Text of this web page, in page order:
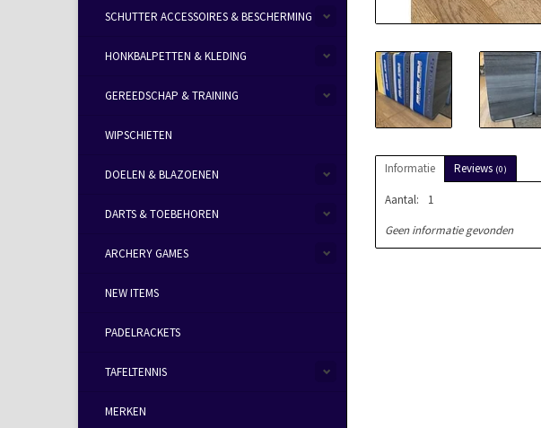
SCHUTTER ACCESSOIRES & BESCHERMING
HONKBALPETTEN & KLEDING
GEREEDSCHAP & TRAINING
WIPSCHIETEN
DOELEN & BLAZOENEN
DARTS & TOEBEHOREN
ARCHERY GAMES
NEW ITEMS
PADELRACKETS
TAFELTENNIS
MERKEN
Informatie Reviews (0)
Aantal:
1
Geen informatie gevonden